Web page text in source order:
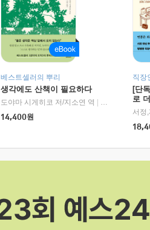
베스트셀러의 뿌리
생각에도 산책이 필요하다
도야마 시게히코 저/지소연 역
알에이치코리
14,400원
직장
[단
로